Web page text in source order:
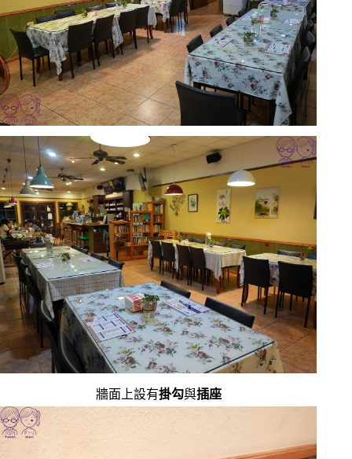
牆面上設有掛勾與插座